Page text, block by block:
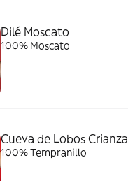
Dilé Moscato
100% Moscato
Cueva de Lobos Crianza
100% Tempranillo